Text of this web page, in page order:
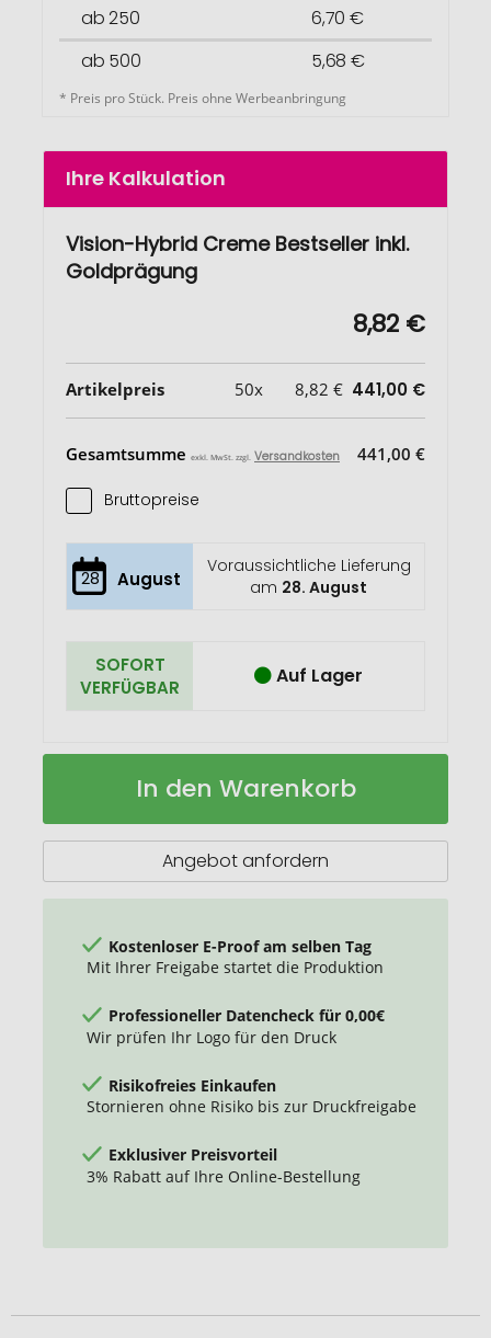
ab 250
6,70 €
ab 500
5,68 €
* Preis pro Stück. Preis ohne Werbeanbringung
Ihre Kalkulation
Vision-Hybrid Creme Bestseller inkl.
Goldprägung
8,82 €
Artikelpreis 50x 8,82 € 441,00 €
Gesamtsumme exkl. MwSt. zzgl. Versandkosten 441,00 €
Bruttopreise
28 August
Voraussichtliche Lieferung
am 28. August
SOFORT
VERFÜGBAR
Auf Lager
Vision-
Bestseller
Auf
In den Warenkorb
Angebot anfordern
Kostenloser E-Proof am selben Tag
Mit Ihrer Freigabe startet die Produktion
Professioneller Datencheck für 0,00€
Wir prüfen Ihr Logo für den Druck
Risikofreies Einkaufen
Stornieren ohne Risiko bis zur Druckfreigabe
Exklusiver Preisvorteil
3% Rabatt auf Ihre Online-Bestellung